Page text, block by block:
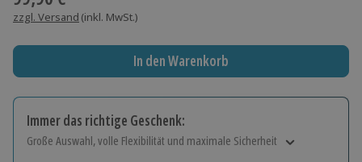
zzgl. Versand (inkl. MwSt.)
In den Warenkorb
Immer das richtige Geschenk:
Große Auswahl, volle Flexibilität und maximale Sicherheit